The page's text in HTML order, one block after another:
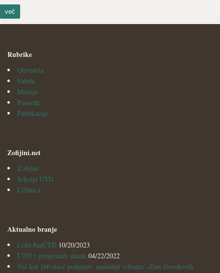
več
Rubrike
Obvestila
Vabila
Mnenja
Posnetki
Publikacije
Zofijini.net
Zofijini
Sekcija UTD
Učilnica
Aktualno branje
Lista #zaUTD 10/20/2023
UTD v programih strank 04/22/2022
Več kot 160 tisoč podpisov, naslednji vrhunec »Dan človekovih